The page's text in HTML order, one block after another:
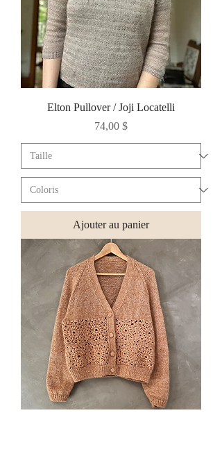
Elton Pullover / Joji Locatelli
Prix
74,00 $
Ajouter au panier